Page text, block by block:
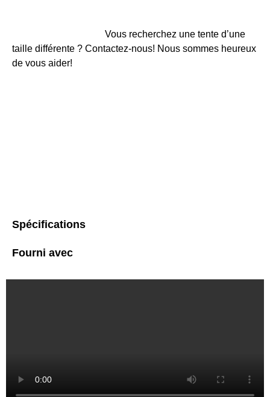
Vous recherchez une tente d’une
taille différente ? Contactez-nous! Nous sommes heureux
de vous aider!
Spécifications
Fourni avec